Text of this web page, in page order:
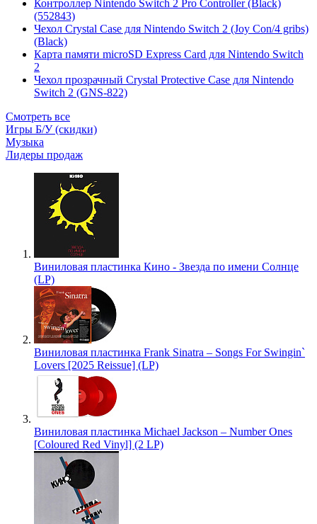
Контроллер Nintendo Switch 2 Pro Controller (Black)
(552843)
Чехол Сrystal Сase для Nintendo Switch 2 (Joy Con/4 gribs)
(Black)
Карта памяти microSD Express Card для Nintendo Switch
2
Чехол прозрачный Crystal Protective Case для Nintendo
Switch 2 (GNS-822)
Смотреть все
Игры Б/У (скидки)
Музыка
Лидеры продаж
Виниловая пластинка Кино - Звезда по имени Солнце
(LP)
Виниловая пластинка Frank Sinatra – Songs For Swingin`
Lovers [2025 Reissue] (LP)
Виниловая пластинка Michael Jackson – Number Ones
[Coloured Red Vinyl] (2 LP)